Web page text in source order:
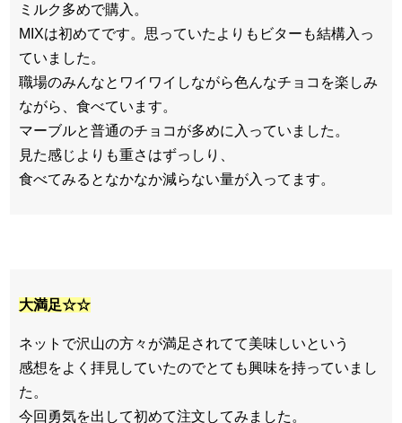
ミルク多めで購入。
MIXは初めてです。思っていたよりもビターも結構入っ
ていました。
職場のみんなとワイワイしながら色んなチョコを楽しみ
ながら、食べています。
マーブルと普通のチョコが多めに入っていました。
見た感じよりも重さはずっしり、
食べてみるとなかなか減らない量が入ってます。
大満足☆☆
ネットで沢山の方々が満足されてて美味しいという
感想をよく拝見していたのでとても興味を持っていまし
た。
今回勇気を出して初めて注文してみました。